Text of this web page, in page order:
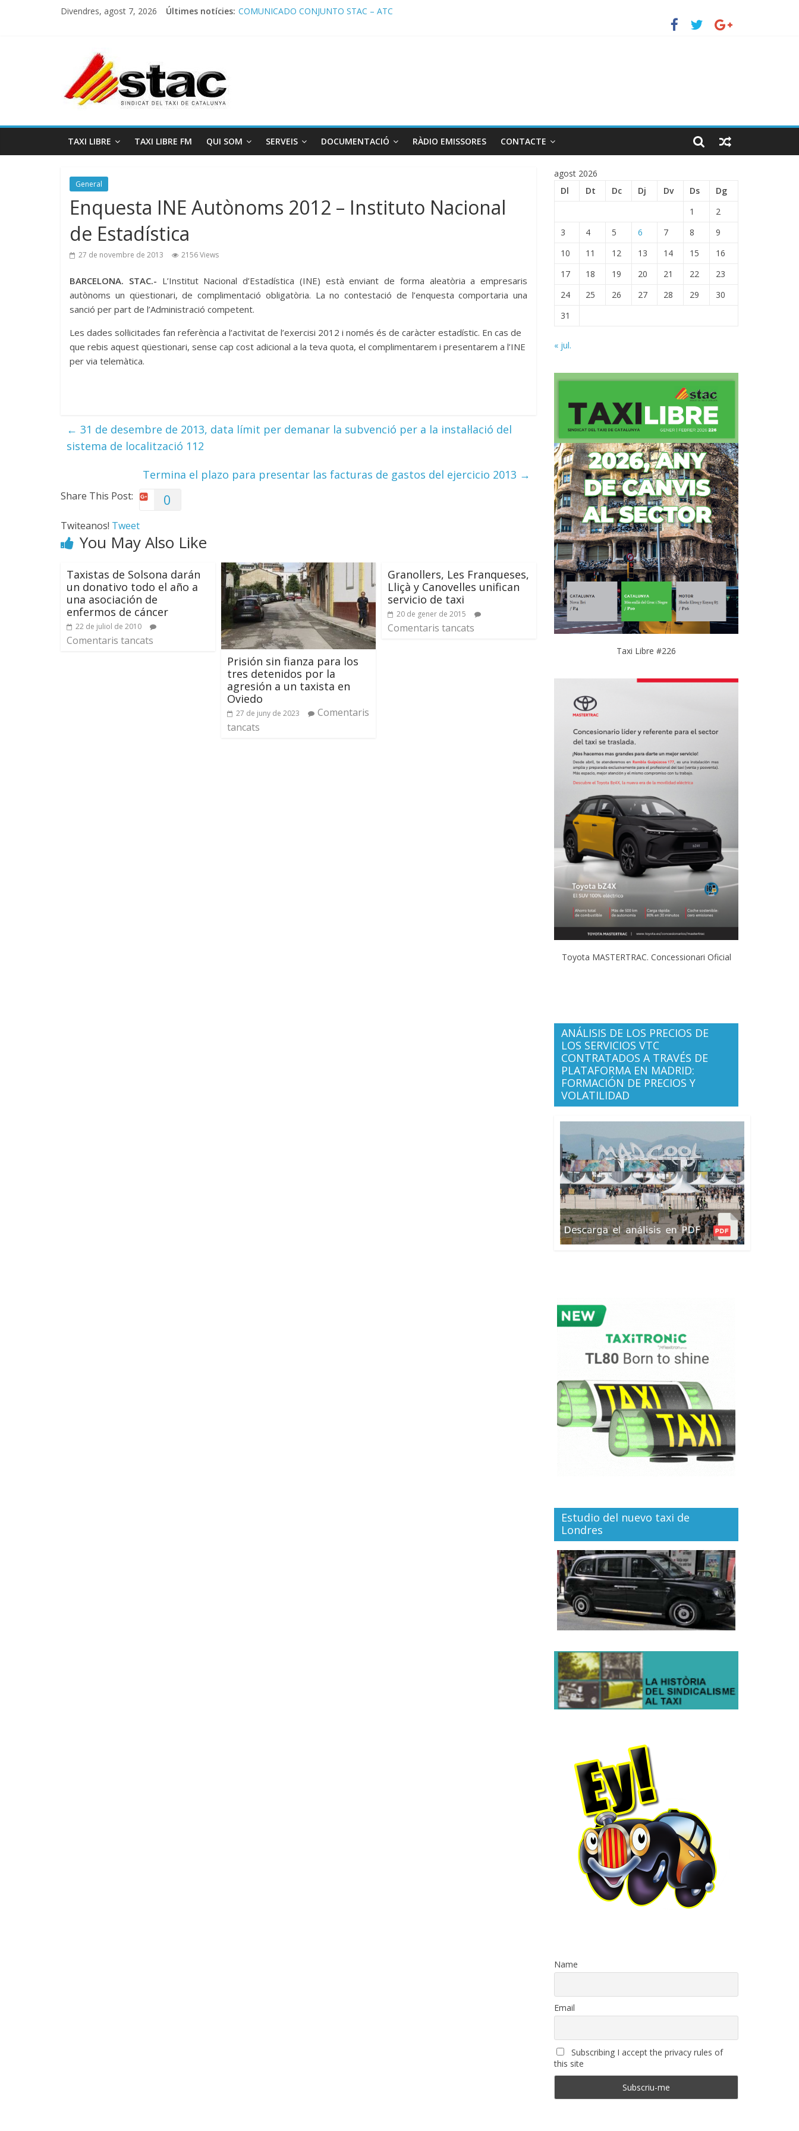
Divendres, agost 7, 2026 Últimes notícies: COMUNICADO CONJUNTO STAC – ATC
TAXI LIBRE TAXI LIBRE FM QUI SOM SERVEIS DOCUMENTACIÓ RÀDIO EMISSORES CONTACTE
General
Enquesta INE Autònoms 2012 – Instituto Nacional
de Estadística
27 de novembre de 2013 2156 Views
BARCELONA. STAC.- L’Institut Nacional d’Estadística (INE) està enviant de forma aleatòria a empresaris
autònoms un qüestionari, de complimentació obligatòria. La no contestació de l’enquesta comportaria una
sanció per part de l’Administració competent.
Les dades sol·licitades fan referència a l’activitat de l’exercisi 2012 i només és de caràcter estadístic. En cas de
que rebis aquest qüestionari, sense cap cost adicional a la teva quota, el complimentarem i presentarem a l’INE
per via telemàtica.
← 31 de desembre de 2013, data límit per demanar la subvenció per a la instal·lació del
sistema de localització 112
Termina el plazo para presentar las facturas de gastos del ejercicio 2013 →
Share This Post: 0
Twiteanos! Tweet
You May Also Like
Taxistas de Solsona darán
un donativo todo el año a
una asociación de
enfermos de cáncer
22 de juliol de 2010
Comentaris tancats
Prisión sin fianza para los
tres detenidos por la
agresión a un taxista en
Oviedo
27 de juny de 2023
Comentaris
tancats
Granollers, Les Franqueses,
Lliçà y Canovelles unifican
servicio de taxi
20 de gener de 2015
Comentaris tancats
agost 2026
Dl
Dt Dc Dj Dv Ds
Dg
1
2
3
4 5 6 7 8
9
10
11 12 13 14 15
16
17
18 19 20 21 22
23
24
25 26 27 28 29
30
31
« jul.
Taxi Libre #226
Toyota MASTERTRAC. Concessionari Oficial
ANÁLISIS DE LOS PRECIOS DE
LOS SERVICIOS VTC
CONTRATADOS A TRAVÉS DE
PLATAFORMA EN MADRID:
FORMACIÓN DE PRECIOS Y
VOLATILIDAD
Estudio del nuevo taxi de
Londres
Name
Email
Subscribing I accept the privacy rules of
this site